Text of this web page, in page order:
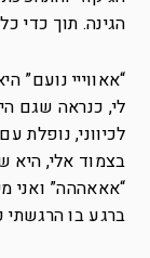
הגינה. תוך כדי
“אאווייי נועם”
לי, כנראה שגם
לכיווני, נופלת
בצמוד אלי, היא
“אאאההה” ואני
ברגע בו